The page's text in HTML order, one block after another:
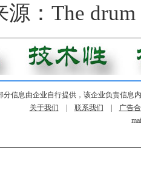
源：The
分信息由企业自行提供，该企业负责信息
关于我们
联系我们
广告